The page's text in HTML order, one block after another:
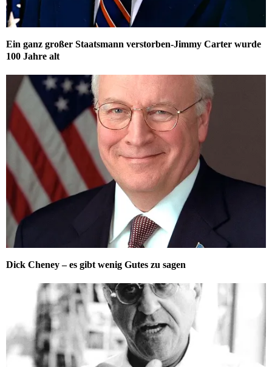
Ein ganz großer Staatsmann verstorben-Jimmy Carter wurde
100 Jahre alt
Dick Cheney – es gibt wenig Gutes zu sagen